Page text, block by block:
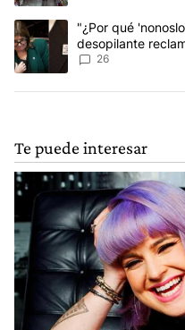
Un artículo de tendencia
"¿Por qué
desopilante
Malvinas
26